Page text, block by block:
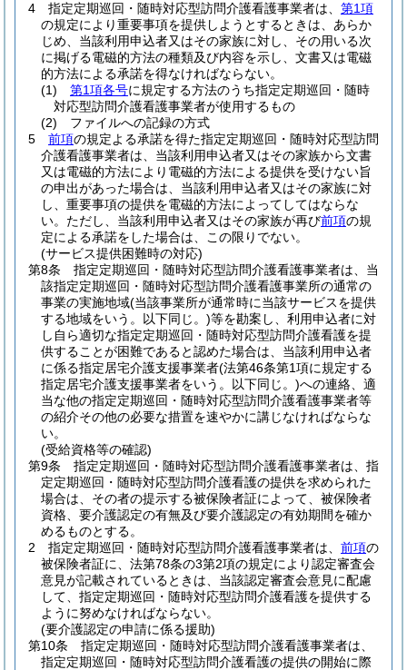
4
指定定期巡回・随時対応型訪問介護看護事業者は、 第1項
の規定により重要事項を提供しようとするときは、あらか
じめ、当該利用申込者又はその家族に対し、その用いる次
に掲げる電磁的方法の種類及び内容を示し、文書又は電磁
的方法による承諾を得なければならない。
(1)
第1項各号に規定する方法のうち指定定期巡回・随時
対応型訪問介護看護事業者が使用するもの
(2)
ファイルへの記録の方式
5
前項の規定よる承諾を得た指定定期巡回・随時対応型訪問
介護看護事業者は、当該利用申込者又はその家族から文書
又は電磁的方法により電磁的方法による提供を受けない旨
の申出があった場合は、当該利用申込者又はその家族に対
し、重要事項の提供を電磁的方法によってしてはならな
い。 ただし、当該利用申込者又はその家族が再び前項の規
定による承諾をした場合は、この限りでない。
(サービス提供困難時の対応)
第8条
指定定期巡回・随時対応型訪問介護看護事業者は、当
該指定定期巡回・随時対応型訪問介護看護事業所の通常の
事業の実施地域(当該事業所が通常時に当該サービスを提供
する地域をいう。以下同じ。)等を勘案し、利用申込者に対
し自ら適切な指定定期巡回・随時対応型訪問介護看護を提
供することが困難であると認めた場合は、当該利用申込者
に係る指定居宅介護支援事業者(法第46条第1項に規定する
指定居宅介護支援事業者をいう。以下同じ。)への連絡、適
当な他の指定定期巡回・随時対応型訪問介護看護事業者等
の紹介その他の必要な措置を速やかに講じなければならな
い。
(受給資格等の確認)
第9条
指定定期巡回・随時対応型訪問介護看護事業者は、指
定定期巡回・随時対応型訪問介護看護の提供を求められた
場合は、その者の提示する被保険者証によって、被保険者
資格、要介護認定の有無及び要介護認定の有効期間を確か
めるものとする。
2
指定定期巡回・随時対応型訪問介護看護事業者は、 前項の
被保険者証に、法第78条の3第2項の規定により認定審査会
意見が記載されているときは、当該認定審査会意見に配慮
して、指定定期巡回・随時対応型訪問介護看護を提供する
ように努めなければならない。
(要介護認定の申請に係る援助)
第10条
指定定期巡回・随時対応型訪問介護看護事業者は、
指定定期巡回・随時対応型訪問介護看護の提供の開始に際